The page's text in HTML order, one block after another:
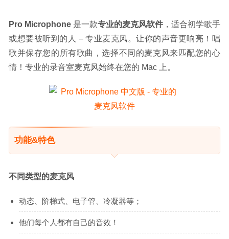
Pro Microphone 是一款专业的麦克风软件 ，适合初学歌手
或想要被听到的人 – 专业麦克风。让你的声音更响亮！唱
歌并保存您的所有歌曲，选择不同的麦克风来匹配您的心
情！专业的录音室麦克风始终在您的 Mac 上。
功能&特色
不同类型的麦克风
动态、阶梯式、电子管、冷凝器等；
他们每个人都有自己的音效！